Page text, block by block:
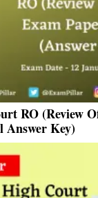
RO (Review
Answer Key)